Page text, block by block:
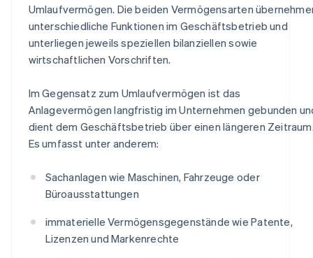
Umlaufvermögen. Die beiden Vermögensarten
unterschiedliche Funktionen im Geschäftsbetrieb und
unterliegen jeweils speziellen bilanziellen sowie
wirtschaftlichen Vorschriften.
Im Gegensatz zum Umlaufvermögen ist das
Anlagevermögen langfristig im Unternehmen gebunden
dient dem Geschäftsbetrieb über einen längeren
Es umfasst unter anderem:
Sachanlagen wie Maschinen, Fahrzeuge oder
Büroausstattungen
immaterielle Vermögensgegenstände wie Patente,
Lizenzen und Markenrechte